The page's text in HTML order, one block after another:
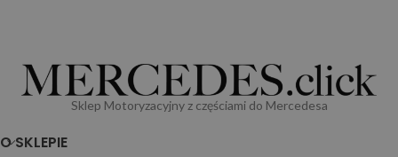
Sklep Motoryzacyjny z częściami do Mercedesa
O SKLEPIE